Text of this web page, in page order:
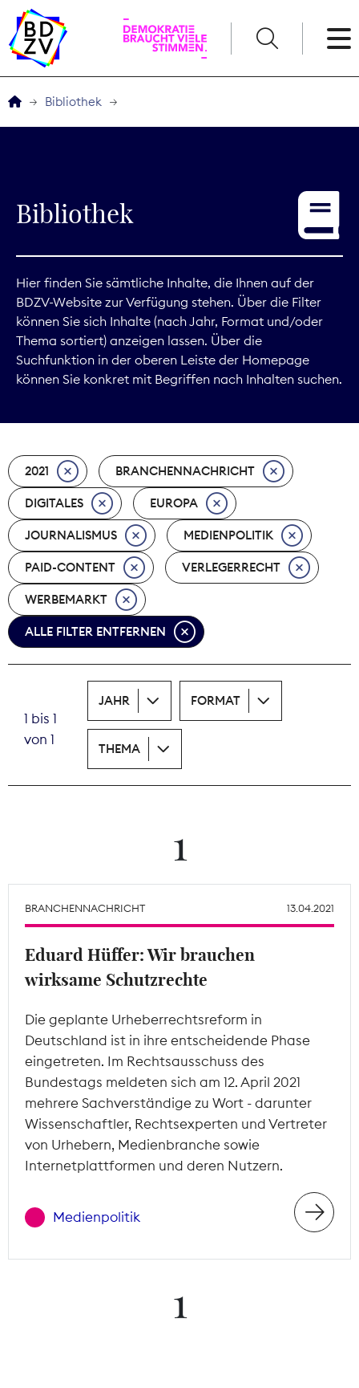
Service
Digitales
Kommunikation
Marktdaten
Nachhaltigkeit
Nachwuchs
Nova Award
Pressefreiheit
Print
Theodor-Wolff-Preis
Bibliothek
Bibliothek
Hier finden Sie sämtliche Inhalte, die Ihnen auf der
BDZV-Website zur Verfügung stehen. Über die Filter
können Sie sich Inhalte (nach Jahr, Format und/oder
Thema sortiert) anzeigen lassen. Über die
Suchfunktion in der oberen Leiste der Homepage
können Sie konkret mit Begriffen nach Inhalten suchen.
2021 BRANCHENNACHRICHT
DIGITALES EUROPA
JOURNALISMUS MEDIENPOLITIK
PAID-CONTENT VERLEGERRECHT
WERBEMARKT
ALLE FILTER ENTFERNEN
1 bis 1
von 1
JAHR FORMAT
THEMA
1
BRANCHENNACHRICHT 13.04.2021
Eduard Hüffer: Wir brauchen
wirksame Schutzrechte
Die geplante Urheberrechtsreform in
Deutschland ist in ihre entscheidende Phase
eingetreten. Im Rechtsausschuss des
Bundestags meldeten sich am 12. April 2021
mehrere Sachverständige zu Wort - darunter
Wissenschaftler, Rechtsexperten und Vertreter
von Urhebern, Medienbranche sowie
Internetplattformen und deren Nutzern.
Medienpolitik
1